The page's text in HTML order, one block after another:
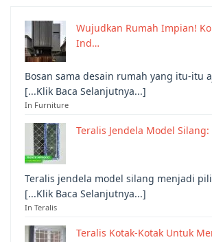
Wujudkan Rumah Impian!
Ind…
Bosan sama desain rumah yang itu-itu
[...Klik Baca Selanjutnya...]
In Furniture
Teralis Jendela Model
Teralis jendela model silang menjadi
[...Klik Baca Selanjutnya...]
In Teralis
Teralis Kotak-Kotak Untuk